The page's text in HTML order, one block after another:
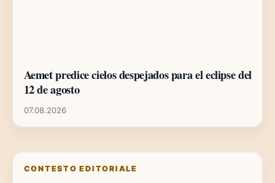
Aemet predice cielos despejados para el eclipse del
12 de agosto
07.08.2026
CONTESTO EDITORIALE